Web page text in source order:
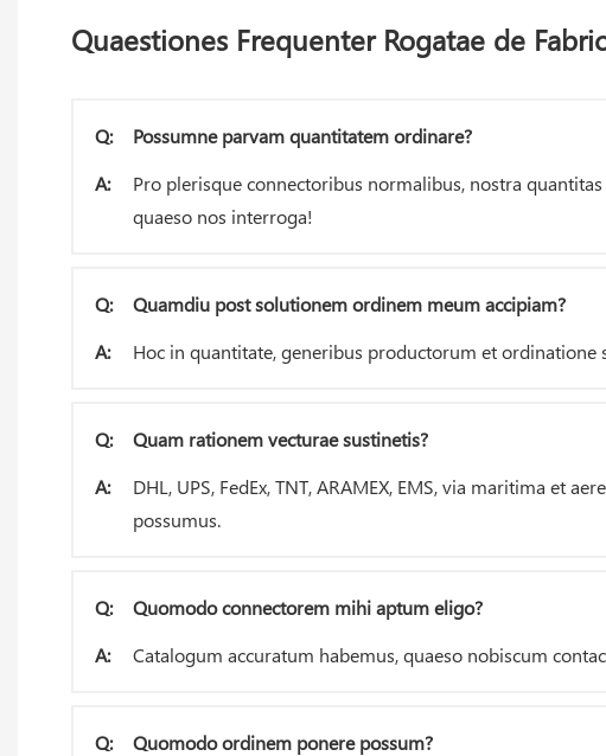
Quaestiones Frequenter Rogatae de
Q:
Possumne parvam quantitatem ordinare?
A:
Pro plerisque connectoribus normalibus, nostra
quaeso nos interroga!
Q:
Quamdiu post solutionem ordinem meum accipiam?
A:
Hoc in quantitate, generibus productorum et ordinatione
Q:
Quam rationem vecturae sustinetis?
A:
DHL, UPS, FedEx, TNT, ARAMEX, EMS, via maritima et
possumus.
Q:
Quomodo connectorem mihi aptum eligo?
A:
Catalogum accuratum habemus, quaeso nobiscum
Q:
Quomodo ordinem ponere possum?